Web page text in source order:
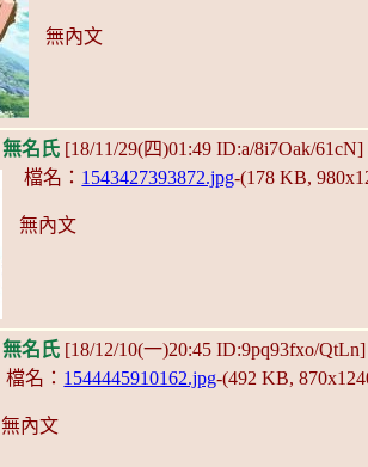
無內文
無名氏 [18/11/29(四)01:49 ID:a/8i7Oak/61cN]
檔名： 1543427393872.jpg-(178 KB,
無內文
無名氏 [18/12/10(一)20:45 ID:9pq93fxo/
檔名： 1544445910162.jpg-(492 KB,
無內文